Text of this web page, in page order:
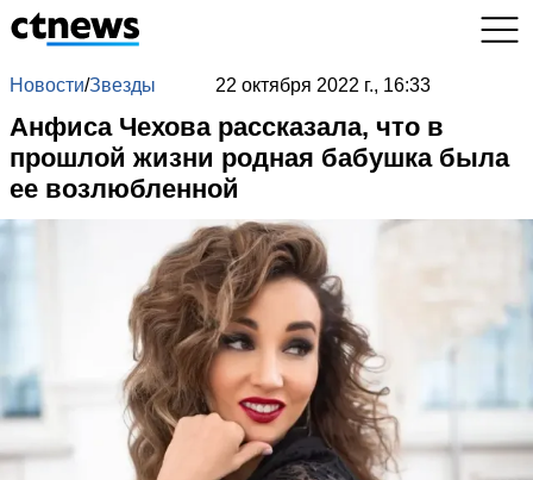
Новости/Звезды 22 октября 2022 г., 16:33
Анфиса Чехова рассказала, что в
прошлой жизни родная бабушка была
ее возлюбленной